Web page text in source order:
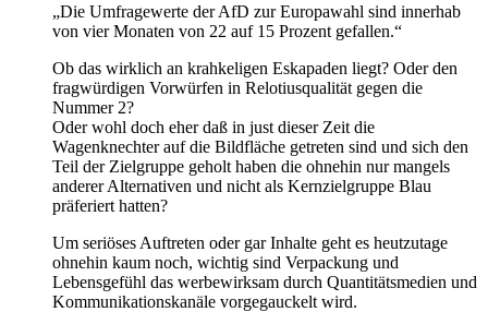
„Die Umfragewerte der AfD zur Europawahl sind innerhab
von vier Monaten von 22 auf 15 Prozent gefallen.“
Ob das wirklich an krahkeligen Eskapaden liegt? Oder den
fragwürdigen Vorwürfen in Relotiusqualität gegen die
Nummer 2?
Oder wohl doch eher daß in just dieser Zeit die
Wagenknechter auf die Bildfläche getreten sind und sich den
Teil der Zielgruppe geholt haben die ohnehin nur mangels
anderer Alternativen und nicht als Kernzielgruppe Blau
präferiert hatten?
Um seriöses Auftreten oder gar Inhalte geht es heutzutage
ohnehin kaum noch, wichtig sind Verpackung und
Lebensgefühl das werbewirksam durch Quantitätsmedien und
Kommunikationskanäle vorgegauckelt wird.